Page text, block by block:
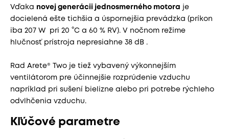
Vďaka novej generácii jednosmerného motora je
docielená ešte tichšia a úspornejšia prevádzka (príkon
iba 207 W pri 20 °C a 60 % RV). V nočnom režime
hlučnosť prístroja nepresiahne 38 dB .
Rad Arete® Two je tiež vybavený výkonnejším
ventilátorom pre účinnejšie rozprúdenie vzduchu
napríklad pri sušení bielizne alebo pri potrebe rýchleho
odvlhčenia vzduchu.
Kľúčové parametre